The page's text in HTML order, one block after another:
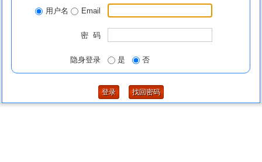
用户名 Email
密 码
隐身登录 是 否